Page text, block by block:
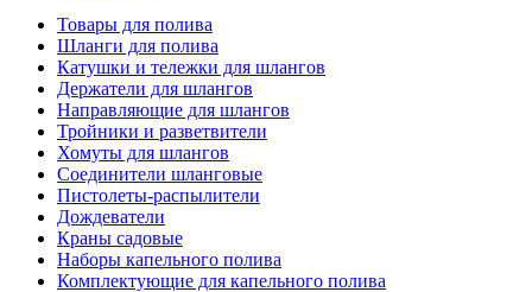
Товары для полива
Шланги для полива
Катушки и тележки для шлангов
Держатели для шлангов
Направляющие для шлангов
Тройники и разветвители
Хомуты для шлангов
Соединители шланговые
Пистолеты-распылители
Дождеватели
Краны садовые
Наборы капельного полива
Комплектующие для капельного полива